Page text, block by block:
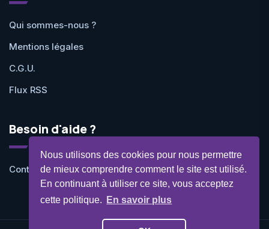
Nous utilisons des cookies pour nous permettre
de mieux comprendre comment le site est utilisé.
En continuant à utiliser ce site, vous acceptez
cette politique.
En savoir plus
Qui sommes-nous ?
Mentions légales
C.G.U.
Flux RSS
Besoin d'aide ?
Contactez-nous